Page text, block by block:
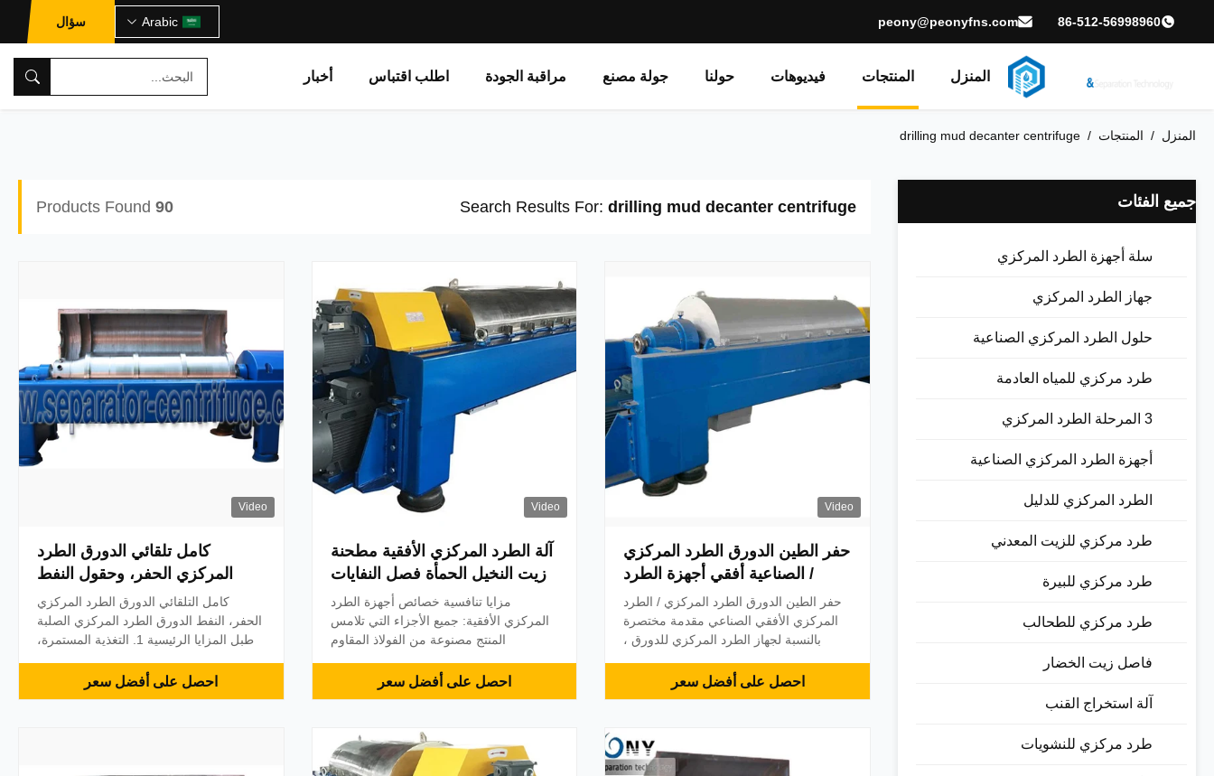
86-512-56998960
peony@peonyfns.com
Arabic سؤال
المنزل المنتجات فيديوهات حولنا جولة مصنع مراقبة الجودة اطلب اقتباس أخبار
المنزل / المنتجات /
drilling mud decanter centrifuge
جميع الفئات
سلة أجهزة الطرد المركزي
جهاز الطرد المركزي
حلول الطرد المركزي الصناعية
طرد مركزي للمياه العادمة
3 المرحلة الطرد المركزي
أجهزة الطرد المركزي الصناعية
الطرد المركزي للدليل
طرد مركزي للزيت المعدني
طرد مركزي للبيرة
طرد مركزي للطحالب
فاصل زيت الخضار​
آلة استخراج القنب
طرد مركزي للنشويات
Search Results For: drilling mud decanter centrifuge
90
Video
حفر الطين الدورق الطرد المركزي
/ الصناعية أفقي أجهزة الطرد
المركزي
حفر الطين الدورق الطرد المركزي / الطرد
المركزي الأفقي الصناعي مقدمة مختصرة
بالنسبة لجهاز الطرد المركزي للدورق ،
والتفريغ عندما يدور بأقصى سرعة.إنه يتميز
بهيكل مدمج ، وسد سهل ، وسلاسة في
احصل على أفضل سعر
Video
آلة الطرد المركزي الأفقية مطحنة
زيت النخيل الحمأة فصل النفايات
الطين الدورق الطرد المركزي
مزايا تنافسية خصائص أجهزة الطرد
المركزي الأفقية: جميع الأجزاء التي تلامس
المنتج مصنوعة من الفولاذ المقاوم
عزم دوران متحكم فيه عبر محول التردد
يمكن ضبط سرعة الوعاء عبر VFD للحصول
الأمثلعمق البركة في الوعاء قابل للتعديل
لتحقيق الت...
احصل على أفضل سعر
Video
كامل تلقائي الدورق الطرد
المركزي الحفر، وحقول النفط
الدورق الطرد المركزي الطبل
الصلبة
كامل التلقائي الدورق الطرد المركزي
الحفر، النفط الدورق الطرد المركزي الصلبة
طبل المزايا الرئيسية 1. التغذية المستمرة،
عملية بسيطة وسهلة الصيانة 4. سي، إسو،
توفالو الخصائص التطبيق: فصل الحمأة المياه
احصل على أفضل سعر